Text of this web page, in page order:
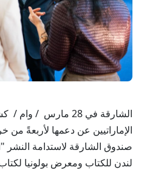
الشارقة في 28 مارس
الإماراتيين عن دعمها لأربعةً
صندوق الشارقة لاستدامة
لندن للكتاب ومعرض بولونيا